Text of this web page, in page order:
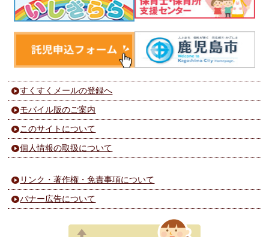
すくすくメールの登録へ
モバイル版のご案内
このサイトについて
個人情報の取扱について
リンク・著作権・免責事項について
バナー広告について